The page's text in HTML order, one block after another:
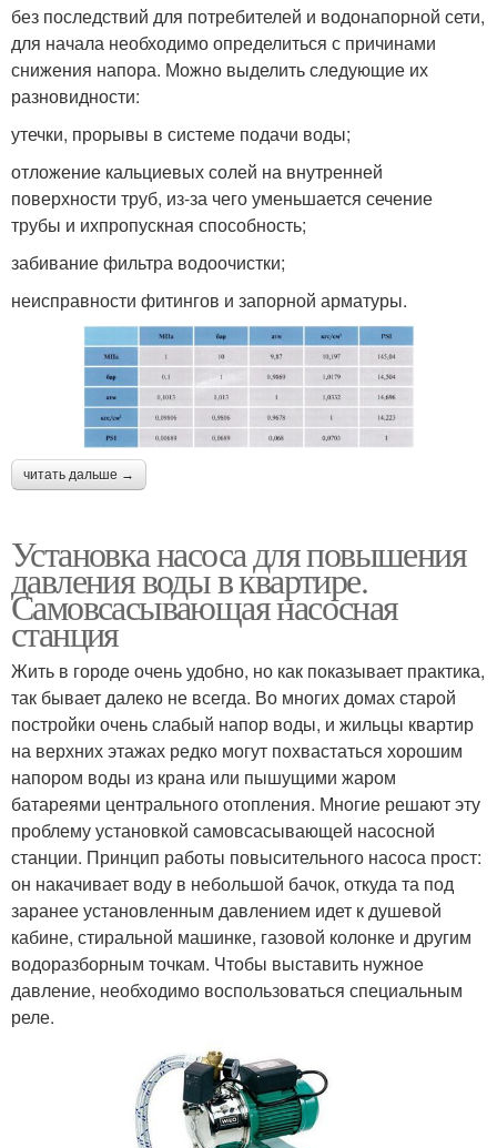
без последствий для потребителей и водонапорной сети,
для начала необходимо определиться с причинами
снижения напора. Можно выделить следующие их
разновидности:
утечки, прорывы в системе подачи воды;
отложение кальциевых солей на внутренней
поверхности труб, из-за чего уменьшается сечение
трубы и ихпропускная способность;
забивание фильтра водоочистки;
неисправности фитингов и запорной арматуры.
читать дальше →
Установка насоса для повышения
давления воды в квартире.
Самовсасывающая насосная
станция
Жить в городе очень удобно, но как показывает практика,
так бывает далеко не всегда. Во многих домах старой
постройки очень слабый напор воды, и жильцы квартир
на верхних этажах редко могут похвастаться хорошим
напором воды из крана или пышущими жаром
батареями центрального отопления. Многие решают эту
проблему установкой самовсасывающей насосной
станции. Принцип работы повысительного насоса прост:
он накачивает воду в небольшой бачок, откуда та под
заранее установленным давлением идет к душевой
кабине, стиральной машинке, газовой колонке и другим
водоразборным точкам. Чтобы выставить нужное
давление, необходимо воспользоваться специальным
реле.